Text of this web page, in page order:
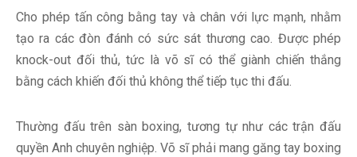
Cho phép tấn công bằng tay và chân với lực mạnh, nhằm
tạo ra các đòn đánh có sức sát thương cao. Được phép
knock-out đối thủ, tức là võ sĩ có thể giành chiến thắng
bằng cách khiến đối thủ không thể tiếp tục thi đấu.
Thường đấu trên sàn boxing, tương tự như các trận đấu
quyền Anh chuyên nghiệp. Võ sĩ phải mang găng tay boxing